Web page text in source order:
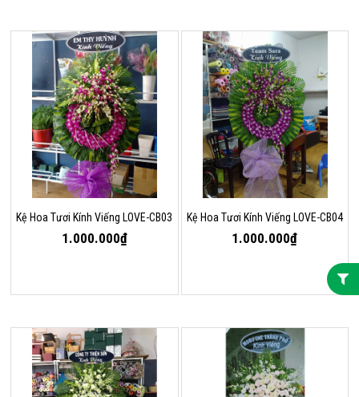
Kệ Hoa Tươi Kính Viếng LOVE-CB03
1.000.000₫
Kệ Hoa Tươi Kính Viếng LOVE-CB04
1.000.000₫